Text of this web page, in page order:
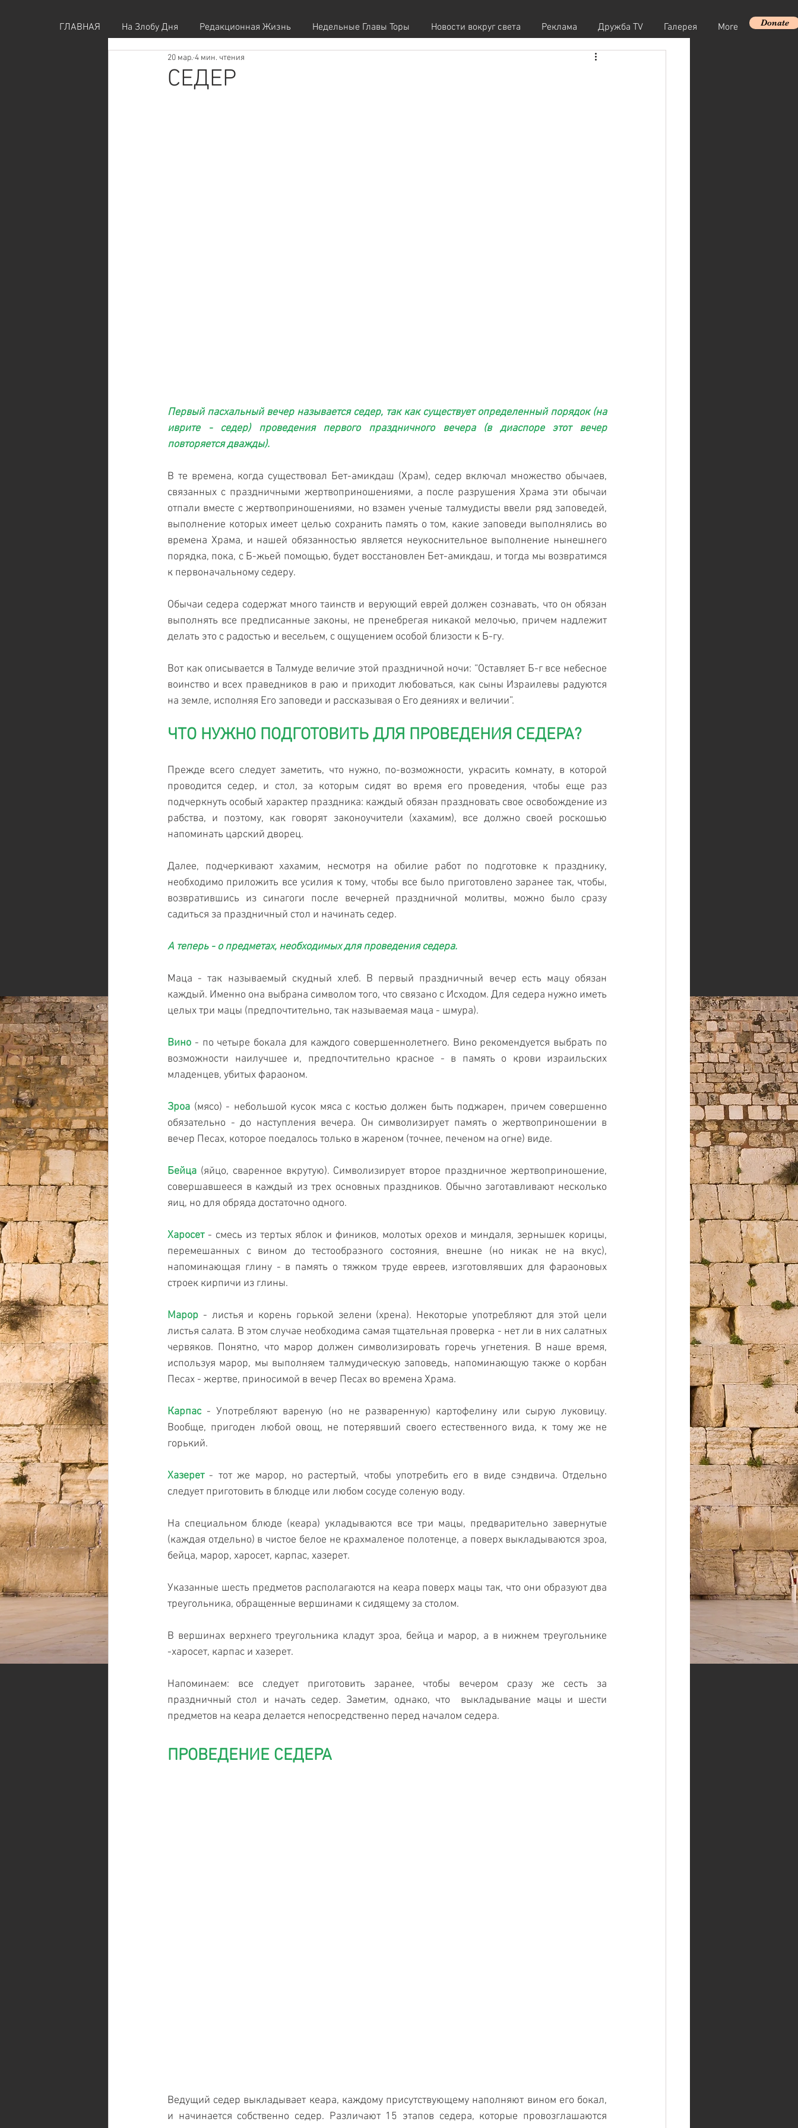
ГЛАВНАЯ На Злобу Дня Редакционная Жизнь Недельные Главы Торы Новости вокруг света Реклама Дружба TV Галерея More Donate
СЕДЕР
20 мар. 4 мин. чтения
Первый пасхальный вечер называется седер, так как существует определенный порядок (на
иврите - седер) проведения первого праздничного вечера (в диаспоре этот вечер
повторяется дважды).
В те времена, когда существовал Бет-амикдаш (Храм), седер включал множество обычаев,
связанных с праздничными жертвоприношениями, а после разрушения Храма эти обычаи
отпали вместе с жертвоприношениями, но взамен ученые талмудисты ввели ряд заповедей,
выполнение которых имеет целью сохранить память о том, какие заповеди выполнялись во
времена Храма, и нашей обязанностью является неукоснительное выполнение нынешнего
порядка, пока, с Б-жьей помощью, будет восстановлен Бет-амикдаш, и тогда мы возвратимся
к первоначальному седеру.
Обычаи седера содержат много таинств и верующий еврей должен сознавать, что он обязан
выполнять все предписанные законы, не пренебрегая никакой мелочью, причем надлежит
делать это с радостью и весельем, с ощущением особой близости к Б-гу.
Вот как описывается в Талмуде величие этой праздничной ночи: “Оставляет Б-г все небесное
воинство и всех праведников в раю и приходит любоваться, как сыны Израилевы радуются
на земле, исполняя Его заповеди и рассказывая о Его деяниях и величии”.
ЧТО НУЖНО ПОДГОТОВИТЬ ДЛЯ ПРОВЕДЕНИЯ СЕДЕРА?
Прежде всего следует заметить, что нужно, по-возможности, украсить комнату, в которой
проводится седер, и стол, за которым сидят во время его проведения, чтобы еще раз
подчеркнуть особый характер праздника: каждый обязан праздновать свое освобождение из
рабства, и поэтому, как говорят законоучители (хахамим), все должно своей роскошью
напоминать царский дворец.
Далее, подчеркивают хахамим, несмотря на обилие работ по подготовке к празднику,
необходимо приложить все усилия к тому, чтобы все было приготовлено заранее так, чтобы,
возвратившись из синагоги после вечерней праздничной молитвы, можно было сразу
садиться за праздничный стол и начинать седер.
А теперь - о предметах, необходимых для проведения седера.
Маца - так называемый скудный хлеб. В первый праздничный вечер есть мацу обязан
каждый. Именно она выбрана символом того, что связано с Исходом. Для седера нужно иметь
целых три мацы (предпочтительно, так называемая маца - шмура).
Вино - по четыре бокала для каждого совершеннолетнего. Вино рекомендуется выбрать по
возможности наилучшее и, предпочтительно красное - в память о крови израильских
младенцев, убитых фараоном.
Зроа (мясо) - небольшой кусок мяса с костью должен быть поджарен, причем совершенно
обязательно - до наступления вечера. Он символизирует память о жертвоприношении в
вечер Песах, которое поедалось только в жареном (точнее, печеном на огне) виде.
Бейца (яйцо, сваренное вкрутую). Символизирует второе праздничное жертвоприношение,
совершавшееся в каждый из трех основных праздников. Обычно заготавливают несколько
яиц, но для обряда достаточно одного.
Харосет - смесь из тертых яблок и фиников, молотых орехов и миндаля, зернышек корицы,
перемешанных с вином до тестообразного состояния, внешне (но никак не на вкус),
напоминающая глину - в память о тяжком труде евреев, изготовлявших для фараоновых
строек кирпичи из глины.
Марор - листья и корень горькой зелени (хрена). Некоторые употребляют для этой цели
листья салата. В этом случае необходима самая тщательная проверка - нет ли в них салатных
червяков. Понятно, что марор должен символизировать горечь угнетения. В наше время,
используя марор, мы выполняем талмудическую заповедь, напоминающую также о корбан
Песах - жертве, приносимой в вечер Песах во времена Храма.
Карпас - Употребляют вареную (но не разваренную) картофелину или сырую луковицу.
Вообще, пригоден любой овощ, не потерявший своего естественного вида, к тому же не
горький.
Хазерет - тот же марор, но растертый, чтобы употребить его в виде сэндвича. Отдельно
следует приготовить в блюдце или любом сосуде соленую воду.
На специальном блюде (кеара) укладываются все три мацы, предварительно завернутые
(каждая отдельно) в чистое белое не крахмаленое полотенце, а поверх выкладываются зроа,
бейца, марор, харосет, карпас, хазерет.
Указанные шесть предметов располагаются на кеара поверх мацы так, что они образуют два
треугольника, обращенные вершинами к сидящему за столом.
В вершинах верхнего треугольника кладут зроа, бейца и марор, а в нижнем треугольнике
-харосет, карпас и хазерет.
Напоминаем: все следует приготовить заранее, чтобы вечером сразу же сесть за
праздничный стол и начать седер. Заметим, однако, что  выкладывание мацы и шести
предметов на кеара делается непосредственно перед началом седера.
ПРОВЕДЕНИЕ СЕДЕРА
Ведущий седер выкладывает кеара, каждому присутствующему наполняют вином его бокал,
и начинается собственно седер. Различают 15 этапов седера, которые провозглашаются